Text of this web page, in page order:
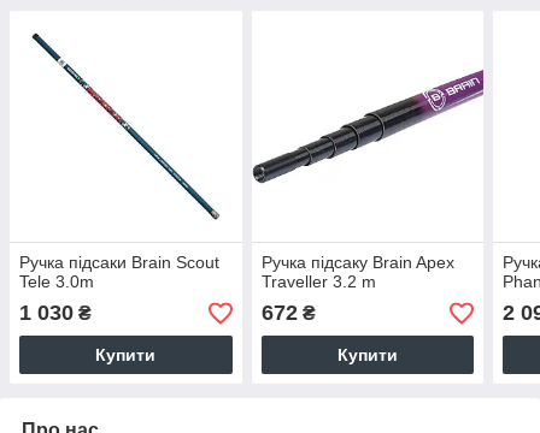
Ручка підсаки Brain Scout
Tele 3.0m
1 030 ₴
Купити
Ручка підсаку Brain Apex
Traveller 3.2 m
672₴
Купити
2